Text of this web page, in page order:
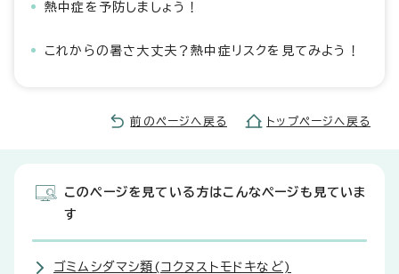
熱中症を予防しましょう！
これからの暑さ大丈夫？熱中症リスクを見てみよう！
前のページへ戻る トップページへ戻る
このページを見ている方はこんなページも見ていま
す
ゴミムシダマシ類(コクヌストモドキなど)